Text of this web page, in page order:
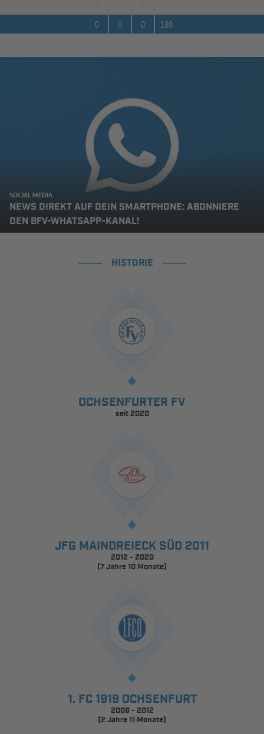
- - -
-
0
0 0 180
SOCIAL MEDIA
NEWS DIREKT AUF DEIN SMARTPHONE: ABONNIERE
DEN BFV-WHATSAPP-KANAL!
HISTORIE
OCHSENFURTER FV
seit 2020
JFG MAINDREIECK SÜD 2011
2012 - 2020
(7 Jahre 10 Monate)
1. FC 1919 OCHSENFURT
2009 - 2012
(2 Jahre 11 Monate)